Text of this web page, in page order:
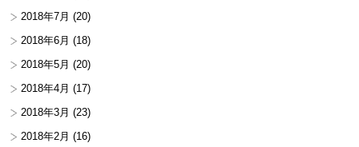
2018年7月 (20)
2018年6月 (18)
2018年5月 (20)
2018年4月 (17)
2018年3月 (23)
2018年2月 (16)